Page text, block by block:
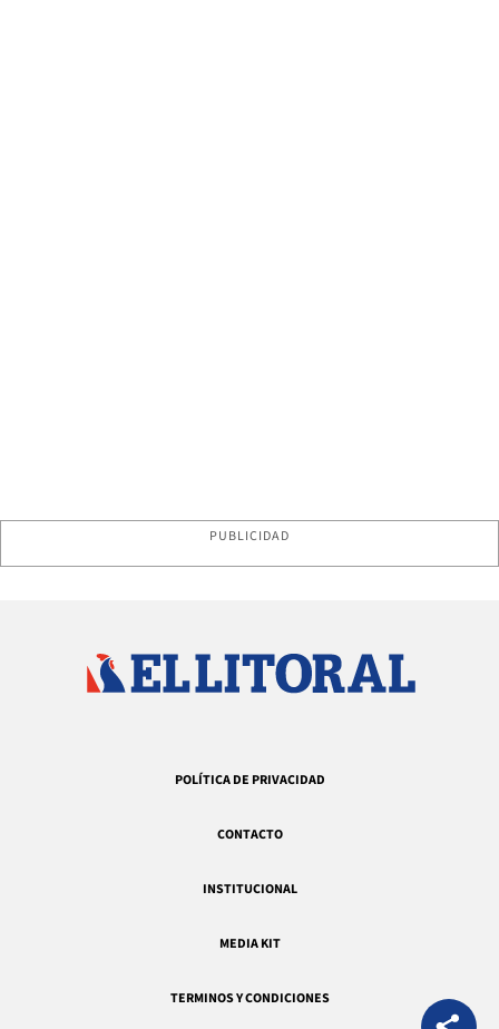
PUBLICIDAD
POLÍTICA DE PRIVACIDAD
CONTACTO
INSTITUCIONAL
MEDIA KIT
TERMINOS Y CONDICIONES